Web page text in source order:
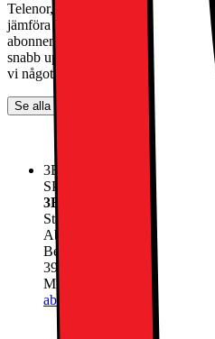
Telenor, Tre, Tele2 och Halebop. Vi
jämföra operatörernas erbjudanden
abonnemanget som passar dina
snabb uppkoppling, prisvärda
vi något för alla.
Se alla abonnemang
3Bredband Max 150 Mbit/s
SPARA 1500:- Vid köp av ett
3Bredband Max 150 Mbit/s
Startavgift
Abonnemang
/mån
Betala nu
399.-
Minsta totala kostnad 21465
abonnemang